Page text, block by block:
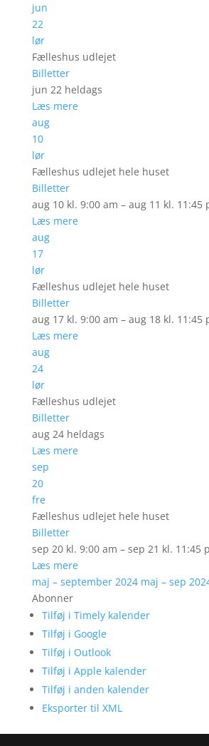
jun
22
lør
Fælleshus udlejet
Billetter
jun 22 heldags
Læs mere
aug
10
lør
Fælleshus udlejet hele huset
Billetter
aug 10 kl. 9:00 am – aug 11 kl. 11:45
Læs mere
aug
17
lør
Fælleshus udlejet hele huset
Billetter
aug 17 kl. 9:00 am – aug 18 kl. 11:45
Læs mere
aug
24
lør
Fælleshus udlejet
Billetter
aug 24 heldags
Læs mere
sep
20
fre
Fælleshus udlejet hele huset
Billetter
sep 20 kl. 9:00 am – sep 21 kl. 11:45
Læs mere
maj – september 2024 maj – sep
Abonner
Tilføj i Timely kalender
Tilføj i Google
Tilføj i Outlook
Tilføj i Apple kalender
Tilføj i anden kalender
Eksporter til XML